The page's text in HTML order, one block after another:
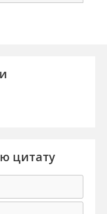
цитату